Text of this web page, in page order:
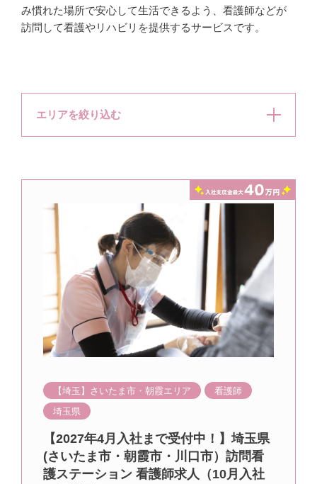
み慣れた場所で安心して生活できるよう、看護師などが
訪問して看護やリハビリを提供するサービスです。
エリアを絞り込む
【埼玉】さいたま市・朝霞エリア
看護師
埼玉県
【2027年4月入社まで受付中！】埼玉県
(さいたま市・朝霞市・川口市）訪問看
護ステーション 看護師求人（10月入社